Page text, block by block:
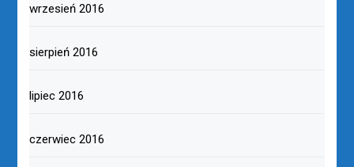
wrzesień 2016
sierpień 2016
lipiec 2016
czerwiec 2016